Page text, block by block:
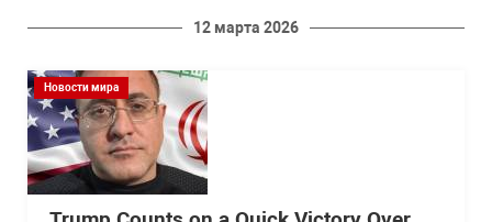
12 марта 2026
Новости мира